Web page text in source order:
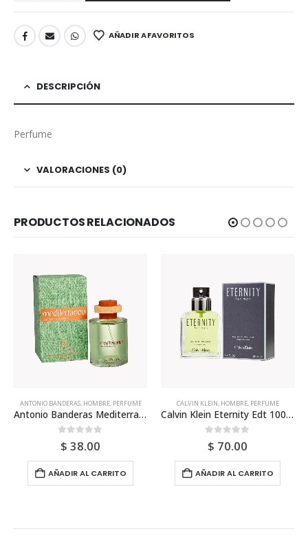
AÑADIR A FAVORITOS
DESCRIPCIÓN
Perfume
VALORACIONES (0)
PRODUCTOS RELACIONADOS
PERFUME
Antonio Banderas Mediterraneo 100ml Para Hombre
CALVIN KLEIN,HOMBRE,PERFUME
Calvin Klein Eternity Edt 100ml Para Hombre
0out of 5
$
AÑADIR AL CARRITO
ANTONIO BANDERAS,HOMBRE
0out of 5
$
LEER MÁS